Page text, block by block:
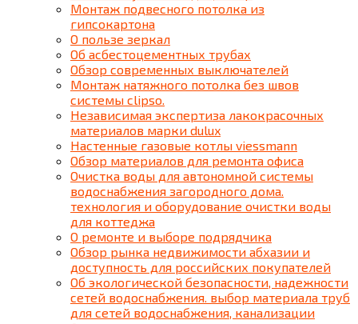
Монтаж подвесного потолка из
гипсокартона
О пользе зеркал
Об асбестоцементных трубах
Обзор современных выключателей
Монтаж натяжного потолка без швов
системы clipso.
Независимая экспертиза лакокрасочных
материалов марки dulux
Настенные газовые котлы viessmann
Обзор материалов для ремонта офиса
Очистка воды для автономной системы
водоснабжения загородного дома.
технология и оборудование очистки воды
для коттеджа
О ремонте и выборе подрядчика
Обзор рынка недвижимости абхазии и
доступность для российских покупателей
Об экологической безопасности, надежности
сетей водоснабжения. выбор материала труб
для сетей водоснабжения, канализации